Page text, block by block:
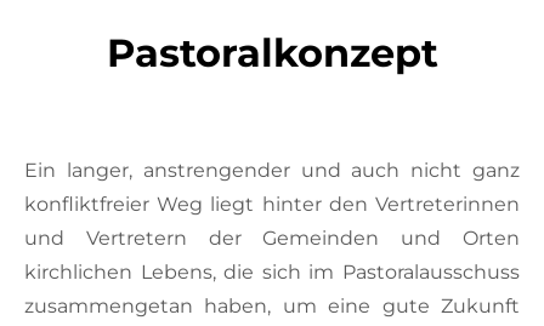
Pastoralkonzept
Ein langer, anstrengender und auch nicht ganz
konfliktfreier Weg liegt hinter den Vertreterinnen
und Vertretern der Gemeinden und Orten
kirchlichen Lebens, die sich im Pastoralausschuss
zusammengetan haben, um eine gute Zukunft